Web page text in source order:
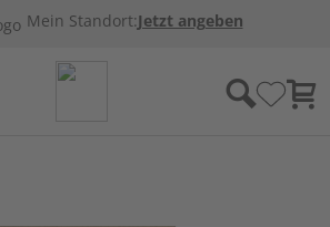
Mein Standort:Jetzt angeben